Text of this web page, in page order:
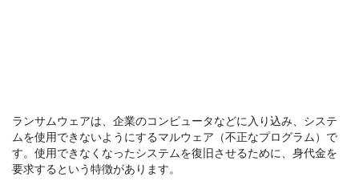
ランサムウェアは、企業のコンピュータなどに入り込み、システ
ムを使用できないようにするマルウェア（不正なプログラム）で
す。使用できなくなったシステムを復旧させるために、身代金を
要求するという特徴があります。